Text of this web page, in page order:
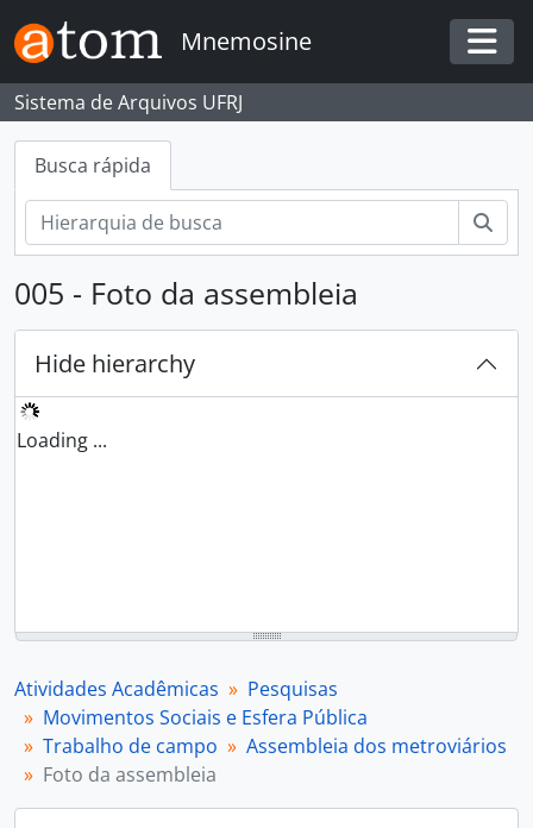
Skip to main content
Mnemosine
Sistema de Arquivos UFRJ
Busca rápida
005 - Foto da assembleia
Hide hierarchy
Loading ...
Atividades Acadêmicas
Pesquisas
Movimentos Sociais e Esfera Pública
Trabalho de campo
Assembleia dos metroviários
Foto da assembleia